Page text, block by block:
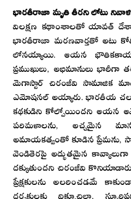
భారతీరాజా మృతి తీరని లోటు
విలక్షణ కథాంశాలతో యావత్
భారతీరాజా మరణవార్తతో అటు
లోనయ్యాయి. ఆయన
ప్రముఖులు, అభిమానులు
మెగాస్టార్ చిరంజీవి సామాజిక
ఎమోషనల్ అయ్యారు. భారతీయ
కథకుడిని కోల్పోయిందని ఆయన
పరిమళాలను, అచ్చమైన
అమాయకత్వంతో కూడిన ప్రేమను,
వెండితెరపై అద్భుతమైన
దక్కుతుందని చిరంజీవి
ప్రేక్షకులను అలరించడమే
దర్శకులకు దిక్సూచిలా,